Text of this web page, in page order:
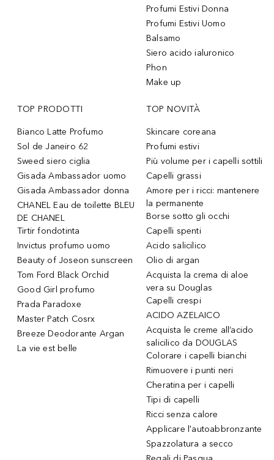
Profumi Estivi Donna
Profumi Estivi Uomo
Balsamo
Siero acido ialuronico
Phon
Make up
TOP PRODOTTI
Bianco Latte Profumo
Sol de Janeiro 62
Sweed siero ciglia
Gisada Ambassador uomo
Gisada Ambassador donna
CHANEL Eau de toilette BLEU
DE CHANEL
Tirtir fondotinta
Invictus profumo uomo
Beauty of Joseon sunscreen
Tom Ford Black Orchid
Good Girl profumo
Prada Paradoxe
Master Patch Cosrx
Breeze Deodorante Argan
La vie est belle
TOP NOVITÀ
Skincare coreana
Profumi estivi
Più volume per i capelli sottili
Capelli grassi
Amore per i ricci: mantenere
la permanente
Borse sotto gli occhi
Capelli spenti
Acido salicilico
Olio di argan
Acquista la crema di aloe
vera su Douglas
Capelli crespi
ACIDO AZELAICO
Acquista le creme all’acido
salicilico da DOUGLAS
Colorare i capelli bianchi
Rimuovere i punti neri
Cheratina per i capelli
Tipi di capelli
Ricci senza calore
Applicare l'autoabbronzante
Spazzolatura a secco